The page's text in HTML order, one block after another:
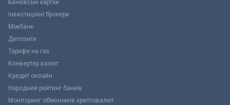
Банківські картки
Інвестиційні брокери
Міжбанк
Депозити
Тарифи на газ
Конвертер валют
Кредит онлайн
Народний рейтинг банків
Моніторинг обмінників криптовалют